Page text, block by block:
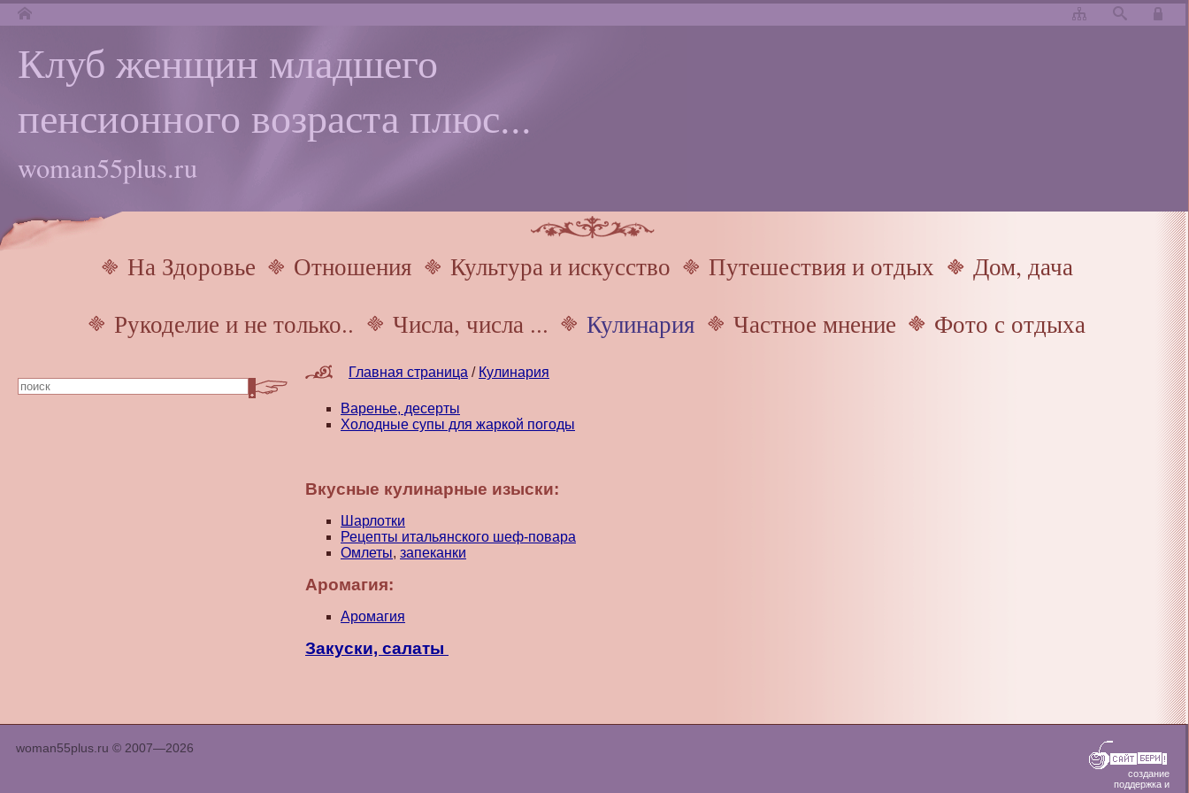
Клуб женщин младшего
пенсионного возраста плюс...
woman55plus.ru
На Здоровье Отношения Культура и искусство Путешествия и отдых
Дом, дача
Рукоделие и не только..
Числа, числа ... Кулинария Частное мнение Фото с отдыха
Главная страница / Кулинария
Варенье, десерты
Холодные супы для жаркой погоды
Вкусные кулинарные изыски:
Шарлотки
Рецепты итальянского шеф-повара
Омлеты, запеканки
Аромагия:
Аромагия
Закуски, салаты
woman55plus.ru © 2007—2026
создание
поддержка и